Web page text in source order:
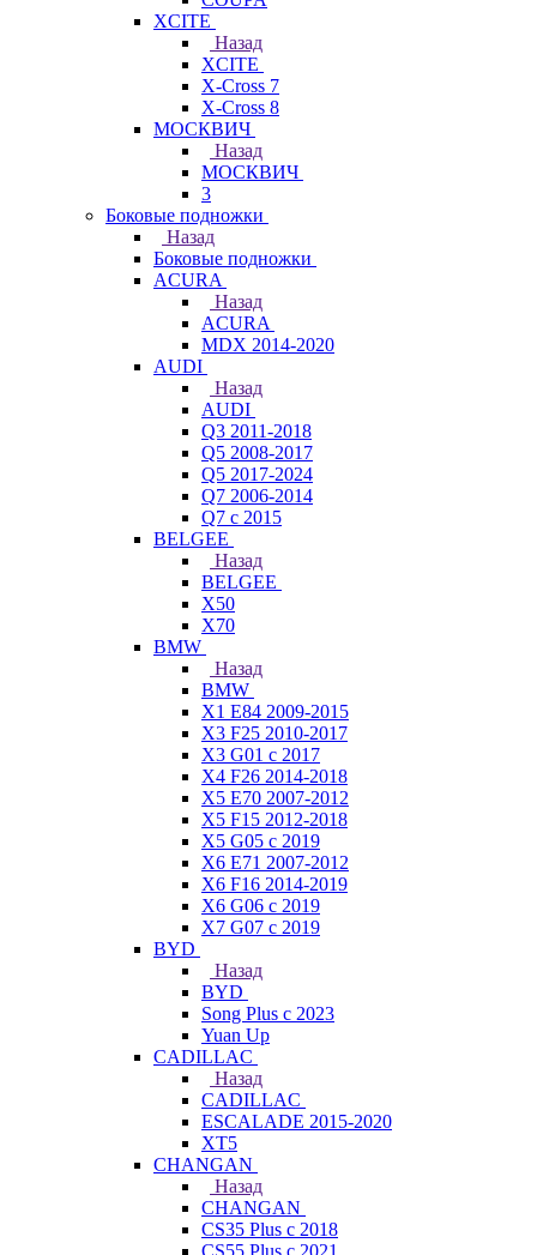
XCITE
Назад
XCITE
X-Cross 7
X-Cross 8
МОСКВИЧ
Назад
МОСКВИЧ
3
Боковые подножки
Назад
Боковые подножки
ACURA
Назад
ACURA
MDX 2014-2020
AUDI
Назад
AUDI
Q3 2011-2018
Q5 2008-2017
Q5 2017-2024
Q7 2006-2014
Q7 с 2015
BELGEE
Назад
BELGEE
X50
X70
BMW
Назад
BMW
X1 E84 2009-2015
X3 F25 2010-2017
X3 G01 с 2017
X4 F26 2014-2018
X5 E70 2007-2012
X5 F15 2012-2018
X5 G05 с 2019
X6 E71 2007-2012
X6 F16 2014-2019
X6 G06 с 2019
X7 G07 с 2019
BYD
Назад
BYD
Song Plus с 2023
Yuan Up
CADILLAC
Назад
CADILLAC
ESСALADE 2015-2020
XT5
CHANGAN
Назад
CHANGAN
CS35 Plus с 2018
CS55 Plus с 2021